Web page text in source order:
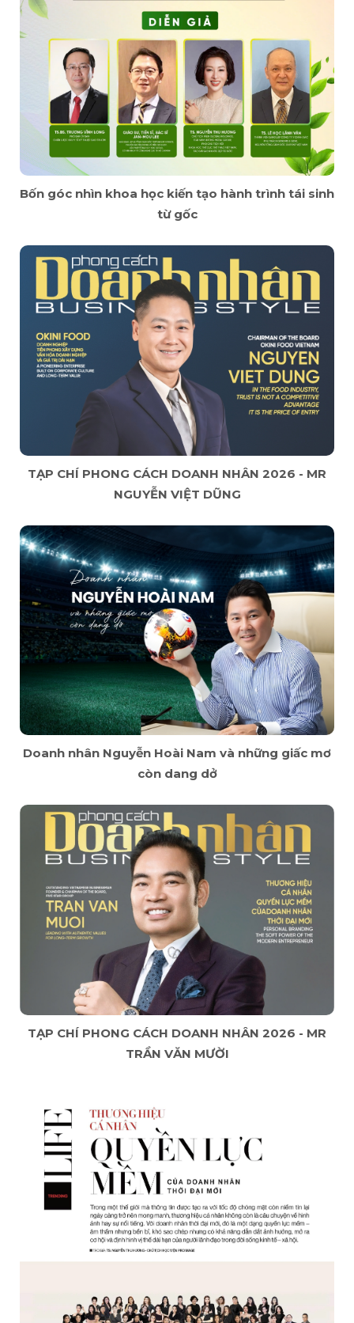
Bốn góc nhìn khoa học kiến tạo hành trình tái sinh
từ gốc
TẠP CHÍ PHONG CÁCH DOANH NHÂN 2026 - MR
NGUYỄN VIỆT DŨNG
Doanh nhân Nguyễn Hoài Nam và những giấc mơ
còn dang dở
TẠP CHÍ PHONG CÁCH DOANH NHÂN 2026 - MR
TRẦN VĂN MƯỜI